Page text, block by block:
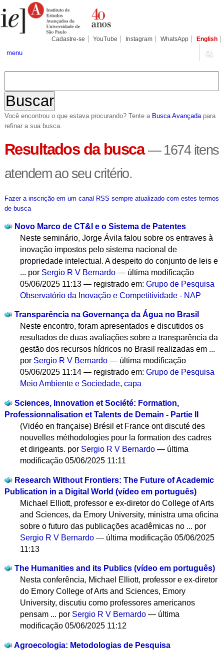
para
conteúdo.
Pessoais
Cadastre-se YouTube Instagram WhatsApp English
menu
Você encontrou o que estava procurando? Tente a Busca Avançada para
refinar a sua busca.
Resultados da busca — 1674 itens
atendem ao seu critério.
Fazer a inscrição em um canal RSS sempre atualizado com estes termos
de busca
Novo Marco de CT&I e o Sistema de Patentes
Neste seminário, Jorge Ávila falou sobre os entraves à
inovação impostos pelo sistema nacional de
propriedade intelectual. A despeito do conjunto de leis e
... por Sergio R V Bernardo — última modificação
05/06/2025 11:13— registrado em:Grupo de Pesquisa
Observatório da Inovação e Competitividade - NAP
Transparência na Governança da Água no Brasil
Neste encontro, foram apresentados e discutidos os
resultados de duas avaliações sobre a transparência da
gestão dos recursos hídricos no Brasil realizadas em ...
por Sergio R V Bernardo — última modificação
05/06/2025 11:14— registrado em:Grupo de Pesquisa
Meio Ambiente e Sociedade,capa
Sciences, Innovation et Société: Formation,
Professionnalisation et Talents de Demain - Partie II
(Vidéo en française) Brésil et France ont discuté des
nouvelles méthodologies pour la formation des cadres
et dirigeants. por Sergio R V Bernardo — última
modificação 05/06/2025 11:11
Research Without Frontiers: The Future of Academic
Publication in a Digital World (vídeo em português)
Michael Elliott, professor e ex-diretor do College of Arts
and Sciences, da Emory University, ministra uma oficina
sobre o futuro das publicações acadêmicas no ... por
Sergio R V Bernardo — última modificação 05/06/2025
11:13
The Humanities and its Publics (vídeo em português)
Nesta conferência, Michael Elliott, professor e ex-diretor
do Emory College of Arts and Sciences, Emory
University, discutiu como professores americanos
pensam ... por Sergio R V Bernardo — última
modificação 05/06/2025 11:12
Agroecologia: Metodologias de Pesquisa